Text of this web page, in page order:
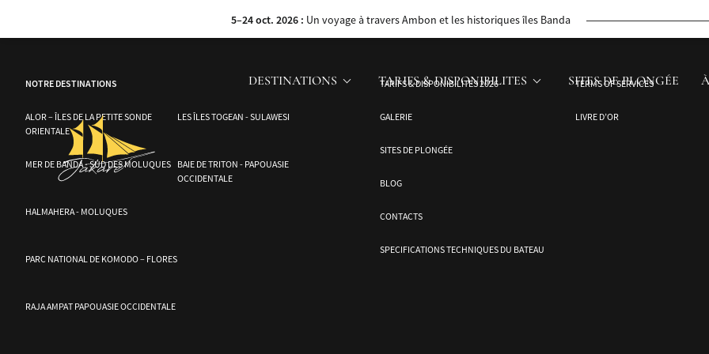
5–24 oct. 2026 : Un voyage à travers Ambon et les historiques îles Banda
DESTINATIONS TARIFS & DISPONIBILITES SITES DE PLONGÉE
NOTRE DESTINATIONS
ALOR – ÎLES DE LA PETITE SONDE
ORIENTALE
MER DE BANDA - SUD DES MOLUQUES
HALMAHERA - MOLUQUES
PARC NATIONAL DE KOMODO – FLORES
RAJA AMPAT PAPOUASIE OCCIDENTALE
LES ÎLES TOGEAN - SULAWESI
BAIE DE TRITON - PAPOUASIE
OCCIDENTALE
TARIFS & DISPONIBILITES 2026
GALERIE
SITES DE PLONGÉE
BLOG
CONTACTS
SPECIFICATIONS TECHNIQUES DU BATEAU
TERMS OF SERVICES
LIVRE D’OR